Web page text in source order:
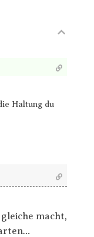
Haltung du
macht,